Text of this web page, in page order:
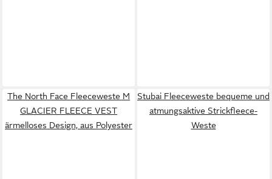
The North Face Fleeceweste M
GLACIER FLEECE VEST
ärmelloses Design, aus Polyester
Stubai Fleeceweste bequeme und
atmungsaktive Strickfleece-
Weste